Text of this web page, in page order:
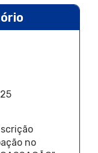
no